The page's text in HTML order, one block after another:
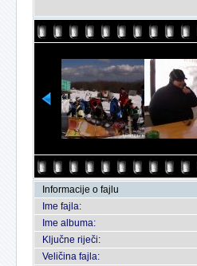
Informacije o fajlu
Ime fajla:
Ime albuma:
Ključne riječi:
Veličina fajla: